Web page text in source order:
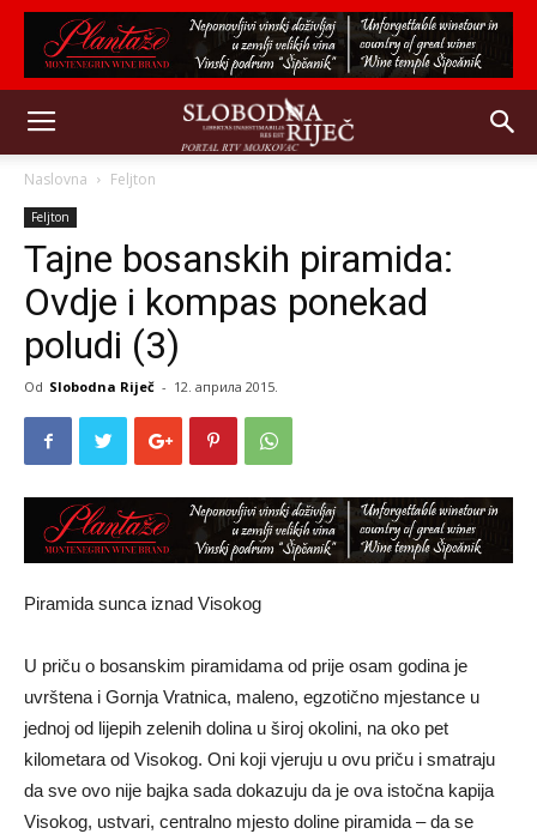
Naslovna Feljton
Feljton
Tajne bosanskih piramida:
Ovdje i kompas ponekad
poludi (3)
Od Slobodna Riječ - 12. априла 2015.
Piramida sunca iznad Visokog
U priču o bosanskim piramidama od prije osam godina je
uvrštena i Gornja Vratnica, maleno, egzotično mjestance u
jednoj od lijepih zelenih dolina u široj okolini, na oko pet
kilometara od Visokog. Oni koji vjeruju u ovu priču i smatraju
da sve ovo nije bajka sada dokazuju da je ova istočna kapija
Visokog, ustvari, centralno mjesto doline piramida – da se